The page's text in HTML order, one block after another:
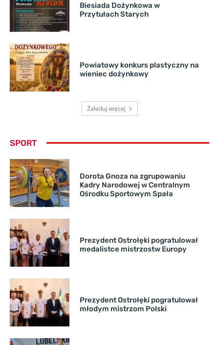
Biesiada Dożynkowa w
Przytułach Starych
Powiatowy konkurs plastyczny na
wieniec dożynkowy
Załaduj więcej
SPORT
Dorota Gnoza na zgrupowaniu
Kadry Narodowej w Centralnym
Ośrodku Sportowym Spała
Prezydent Ostrołęki pogratulował
medalistce mistrzostw Europy
Prezydent Ostrołęki pogratulował
młodym mistrzom Polski